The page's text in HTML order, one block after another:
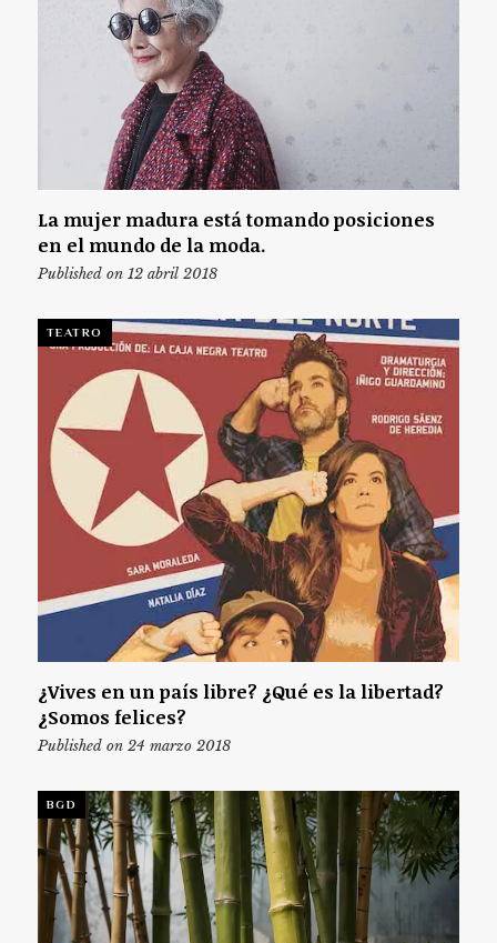
La mujer madura está tomando posiciones
en el mundo de la moda.
Published on 12 abril 2018
TEATRO
¿Vives en un país libre? ¿Qué es la libertad?
¿Somos felices?
Published on 24 marzo 2018
BGD